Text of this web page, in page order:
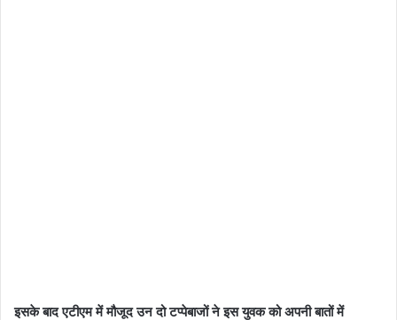
इसके बाद एटीएम में मौजूद उन दो टप्पेबाजों ने इस युवक को अपनी बातों में